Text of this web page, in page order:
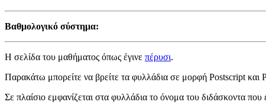
Βαθμολογικό σύστημα:
Η σελίδα του μαθήματος όπως έγινε πέρυσι.
Παρακάτω μπορείτε να βρείτε τα φυλλάδια σε μορφή Postscript
Σε πλαίσιο εμφανίζεται στα φυλλάδια το όνομα του διδάσκοντα που